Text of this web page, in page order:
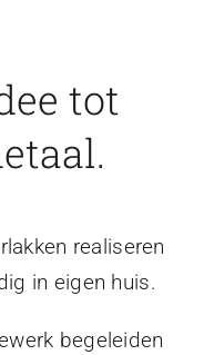
tot
realiseren
in eigen huis.
begeleiden